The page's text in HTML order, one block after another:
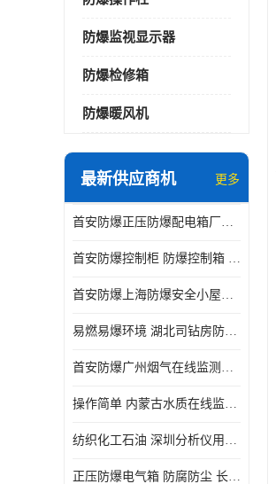
防爆监视显示器
防爆检修箱
防爆暖风机
最新供应商机 更多
首安防爆正压防爆配电箱厂家直供
首安防爆控制柜 防爆控制箱 厂家直售
首安防爆上海防爆安全小屋厂家直售
易燃易爆环境 湖北司钻房防爆分析小屋
首安防爆广州烟气在线监测防爆分析小屋厂家直售
操作简单 内蒙古水质在线监测防爆小屋
纺织化工石油 深圳分析仪用防爆小屋
正压防爆电气箱 防腐防尘 长沙正压型防爆电箱